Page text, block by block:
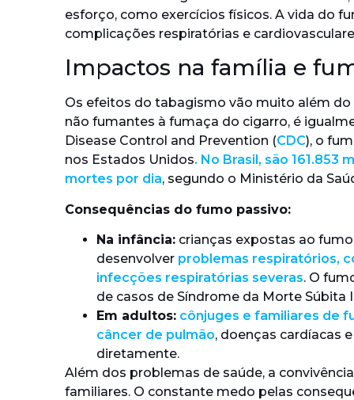
esforço, como exercícios físicos. A vida do
complicações respiratórias e
Impactos na família e
Os efeitos do tabagismo vão muito além
não fumantes à fumaça do cigarro, é
Disease Control and Prevention (CDC), o
nos Estados Unidos. No Brasil, são
mortes por dia, segundo o Ministério da
Consequências do fumo passivo:
Na infância: crianças expostas ao
desenvolver problemas respiratórios,
infecções respiratórias severas. O
de casos de Síndrome da Morte Súbita
Em adultos: cônjuges e familiares de
câncer de pulmão, doenças cardíacas
diretamente.
Além dos problemas de saúde, a
familiares. O constante medo pelas